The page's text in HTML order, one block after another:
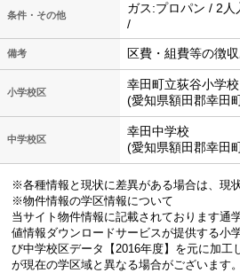
条件・その他
ガス:プロパン / 2人
/
備考 区費・組費等の徴
小学校区
幸田町立荻谷小学校
(愛知県額田郡幸田
中学校区
幸田中学校
(愛知県額田郡幸田
※各種情報と現状に差異がある場合は、現
※物件情報の学区情報について
当サイト物件情報に記載されております通
値情報ダウンロードサービスが提供する小
び中学校区データ【2016年度】を元に加工
が現在の学区域と異なる場合がございます